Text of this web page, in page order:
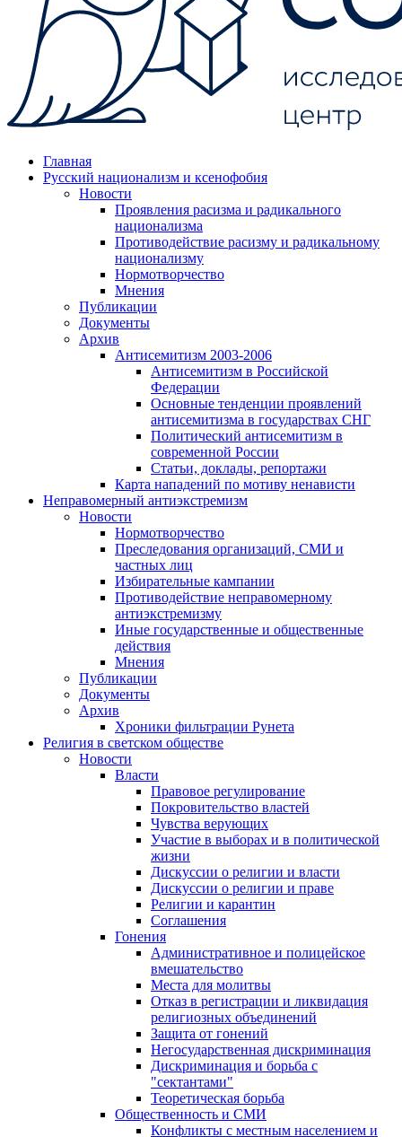
Главная
Русский национализм и ксенофобия
Новости
Проявления расизма и радикального
национализма
Противодействие расизму и радикальному
национализму
Нормотворчество
Мнения
Публикации
Документы
Архив
Антисемитизм 2003-2006
Антисемитизм в Российской
Федерации
Основные тенденции проявлений
антисемитизма в государствах СНГ
Политический антисемитизм в
современной России
Статьи, доклады, репортажи
Карта нападений по мотиву ненависти
Неправомерный антиэкстремизм
Новости
Нормотворчество
Преследования организаций, СМИ и
частных лиц
Избирательные кампании
Противодействие неправомерному
антиэкстремизму
Иные государственные и общественные
действия
Мнения
Публикации
Документы
Архив
Хроники фильтрации Рунета
Религия в светском обществе
Новости
Власти
Правовое регулирование
Покровительство властей
Чувства верующих
Участие в выборах и в политической
жизни
Дискуссии о религии и власти
Дискуссии о религии и праве
Религии и карантин
Соглашения
Гонения
Административное и полицейское
вмешательство
Места для молитвы
Отказ в регистрации и ликвидация
религиозных объединений
Защита от гонений
Негосударственная дискриминация
Дискриминация и борьба с
"сектантами"
Теоретическая борьба
Общественность и СМИ
Конфликты с местным населением и